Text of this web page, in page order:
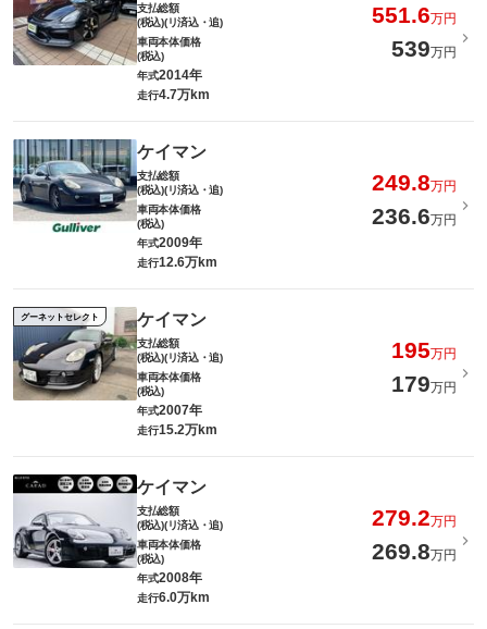
支払総額
(税込)(リ済込・追)
551.6万円
車両本体価格
(税込)
539万円
年式2014年
走行4.7万km
ケイマン
支払総額
(税込)(リ済込・追)
249.8万円
車両本体価格
(税込)
236.6万円
年式2009年
走行12.6万km
グーネットセレクト ケイマン
支払総額
(税込)(リ済込・追)
195万円
車両本体価格
(税込)
179万円
年式2007年
走行15.2万km
ケイマン
支払総額
(税込)(リ済込・追)
279.2万円
車両本体価格
(税込)
269.8万円
年式2008年
走行6.0万km